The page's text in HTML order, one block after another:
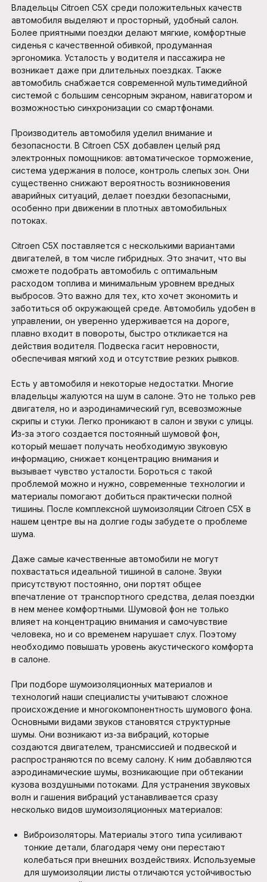
Владельцы Citroen C5X среди положительных качеств
автомобиля выделяют и просторный, удобный салон.
Более приятными поездки делают мягкие, комфортные
сиденья с качественной обивкой, продуманная
эргономика. Усталость у водителя и пассажира не
возникает даже при длительных поездках. Также
автомобиль снабжается современной мультимедийной
системой с большим сенсорным экраном, навигатором и
возможностью синхронизации со смартфонами.
Производитель автомобиля уделил внимание и
безопасности. В Citroen C5X добавлен целый ряд
электронных помощников: автоматическое торможение,
система удержания в полосе, контроль слепых зон. Они
существенно снижают вероятность возникновения
аварийных ситуаций, делает поездки безопасными,
особенно при движении в плотных автомобильных
потоках.
Citroen C5X поставляется с несколькими вариантами
двигателей, в том числе гибридных. Это значит, что вы
сможете подобрать автомобиль с оптимальным
расходом топлива и минимальным уровнем вредных
выбросов. Это важно для тех, кто хочет экономить и
заботиться об окружающей среде. Автомобиль удобен в
управлении, он уверенно удерживается на дороге,
плавно входит в повороты, быстро откликается на
действия водителя. Подвеска гасит неровности,
обеспечивая мягкий ход и отсутствие резких рывков.
Есть у автомобиля и некоторые недостатки. Многие
владельцы жалуются на шум в салоне. Это не только рев
двигателя, но и аэродинамический гул, всевозможные
скрипы и стуки. Легко проникают в салон и звуки с улицы.
Из-за этого создается постоянный шумовой фон,
который мешает получать необходимую звуковую
информацию, снижает концентрацию внимания и
вызывает чувство усталости. Бороться с такой
проблемой можно и нужно, современные технологии и
материалы помогают добиться практически полной
тишины. После комплексной шумоизоляции Citroen C5X в
нашем центре вы на долгие годы забудете о проблеме
шума.
Даже самые качественные автомобили не могут
похвастаться идеальной тишиной в салоне. Звуки
присутствуют постоянно, они портят общее
впечатление от транспортного средства, делая поездки
в нем менее комфортными. Шумовой фон не только
влияет на концентрацию внимания и самочувствие
человека, но и со временем нарушает слух. Поэтому
необходимо повышать уровень акустического комфорта
в салоне.
При подборе шумоизоляционных материалов и
технологий наши специалисты учитывают сложное
происхождение и многокомпонентность шумового фона.
Основными видами звуков становятся структурные
шумы. Они возникают из-за вибраций, которые
создаются двигателем, трансмиссией и подвеской и
распространяются по всему салону. К ним добавляются
аэродинамические шумы, возникающие при обтекании
кузова воздушными потоками. Для устранения звуковых
волн и гашения вибраций устанавливается сразу
несколько видов шумоизоляционных материалов:
Виброизоляторы. Материалы этого типа усиливают
тонкие детали, благодаря чему они перестают
колебаться при внешних воздействиях. Используемые
для шумоизоляции листы отличаются устойчивостью